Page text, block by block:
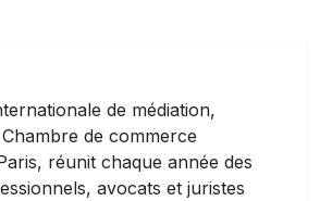
de médiation,
de commerce
réunit chaque année des
avocats et juristes